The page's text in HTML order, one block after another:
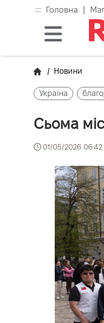
::: Головна |
/ Новини
Україна
Сьома
01/05/2026 06:42